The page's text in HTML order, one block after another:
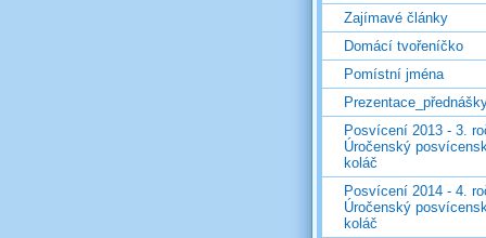
Zajímavé články
Domácí tvořeníčko
Pomístní jména
Posvícení 2013 - 3.
Úročenský
koláč
Posvícení 2014 - 4.
Úročenský
koláč